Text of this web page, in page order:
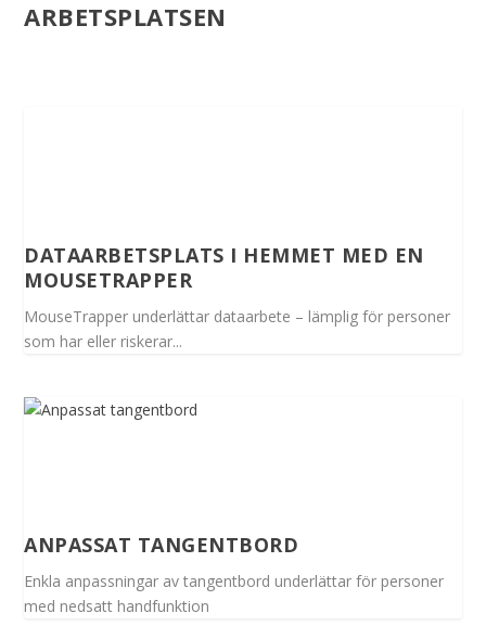
ARBETSPLATSEN
DATAARBETSPLATS I HEMMET MED EN
MOUSETRAPPER
MouseTrapper underlättar dataarbete – lämplig för personer
som har eller riskerar...
ANPASSAT TANGENTBORD
Enkla anpassningar av tangentbord underlättar för personer
med nedsatt handfunktion